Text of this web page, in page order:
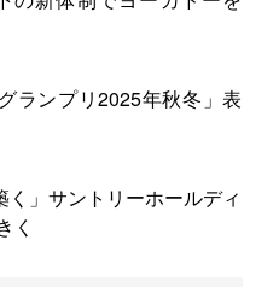
ランプリ2025年秋冬」表
く」サントリーホールディ
く